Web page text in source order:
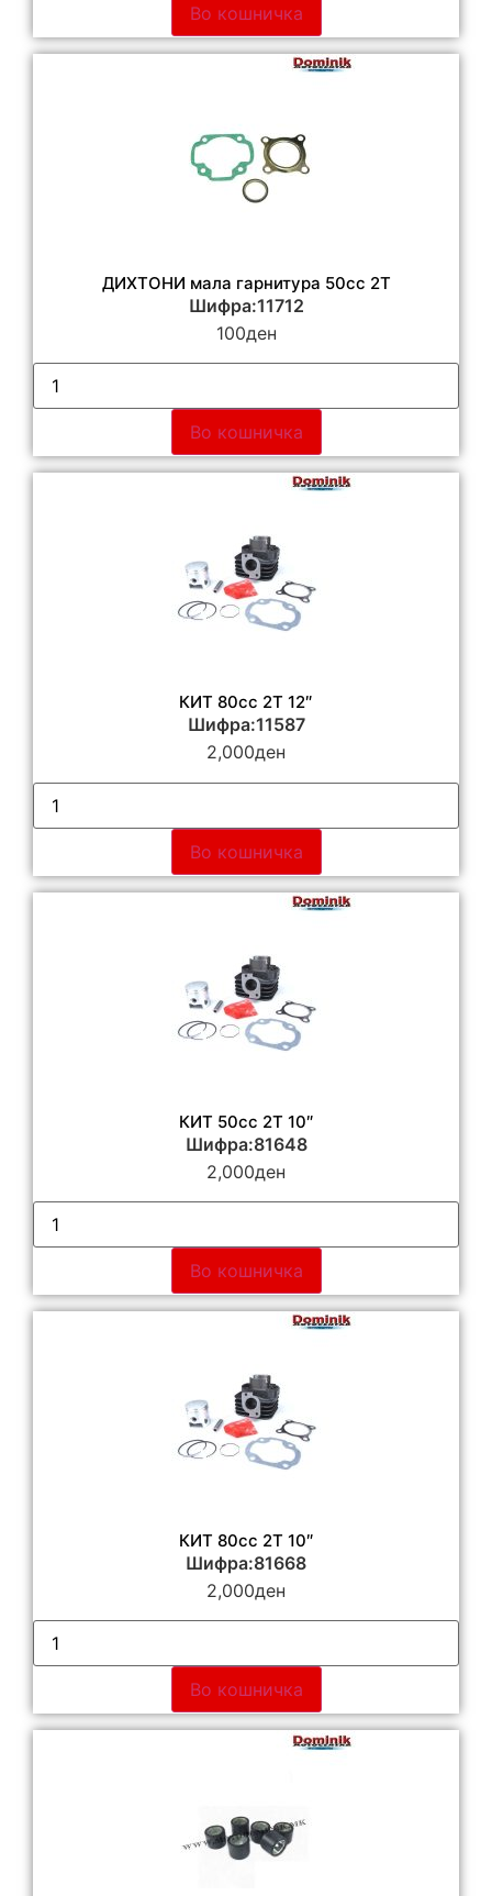
Во кошничка
ДИХТОНИ мала гарнитура 50сс 2Т
Шифра:11712
100ден
Во кошничка
КИТ 80сс 2Т 12″
Шифра:11587
2,000ден
Во кошничка
КИТ 50сс 2Т 10″
Шифра:81648
2,000ден
Во кошничка
КИТ 80сс 2Т 10″
Шифра:81668
2,000ден
Во кошничка